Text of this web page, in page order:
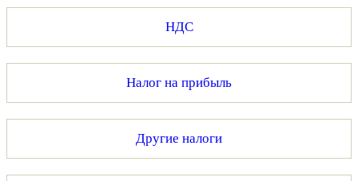
НДС
Налог на прибыль
Другие налоги